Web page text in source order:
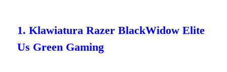
1. Klawiatura Razer BlackWidow Elite
Us Green Gaming